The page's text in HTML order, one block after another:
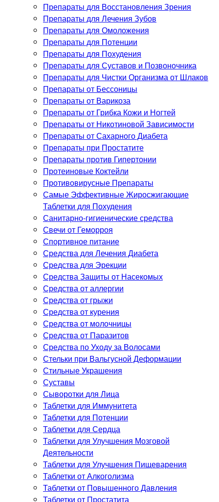
Препараты для Восстановления Зрения
Препараты для Лечения Зубов
Препараты для Омоложения
Препараты для Потенции
Препараты для Похудения
Препараты для Суставов и Позвоночника
Препараты для Чистки Организма от Шлаков
Препараты от Бессоницы
Препараты от Варикоза
Препараты от Грибка Кожи и Ногтей
Препараты от Никотиновой Зависимости
Препараты от Сахарного Диабета
Препараты при Простатите
Препараты против Гипертонии
Протеиновые Коктейли
Противовирусные Препараты
Самые Эффективные Жиросжигающие
Таблетки для Похудения
Санитарно-гигиенические средства
Свечи от Геморроя
Спортивное питание
Средства для Лечения Диабета
Средства для Эрекции
Средства Защиты от Насекомых
Средства от аллергии
Средства от грыжи
Средства от курения
Средства от молочницы
Средства от Паразитов
Средства по Уходу за Волосами
Стельки при Вальгусной Деформации
Стильные Украшения
Суставы
Сыворотки для Лица
Таблетки для Иммунитета
Таблетки для Потенции
Таблетки для Сердца
Таблетки для Улучшения Мозговой
Деятельности
Таблетки для Улучшения Пищеварения
Таблетки от Алкоголизма
Таблетки от Повышенного Давления
Таблетки от Простатита